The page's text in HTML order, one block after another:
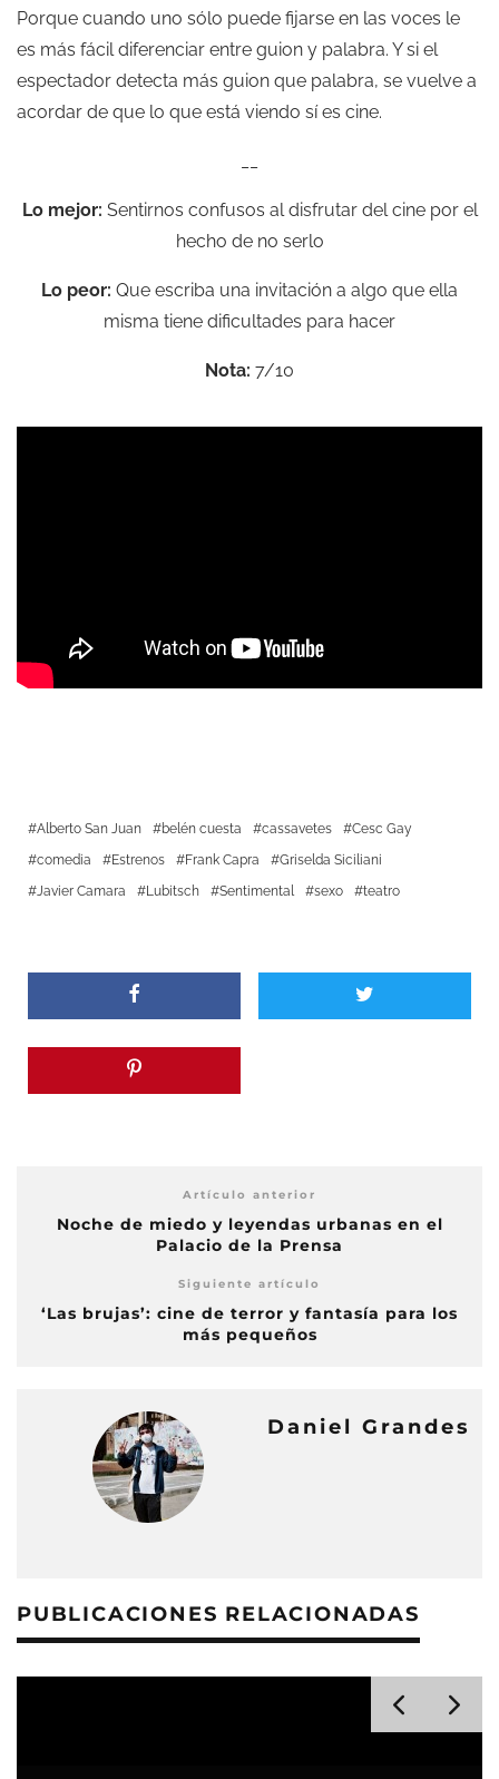
Porque cuando uno sólo puede fijarse en las voces le
es más fácil diferenciar entre guion y palabra. Y si el
espectador detecta más guion que palabra, se vuelve a
acordar de que lo que está viendo sí es cine.
Lo mejor: Sentirnos confusos al disfrutar del cine por el
hecho de no serlo
Lo peor: Que escriba una invitación a algo que ella
misma tiene dificultades para hacer
Nota: 7/10
Alberto San Juan belén cuesta cassavetes
Cesc Gay
comedia
Estrenos Frank Capra
Griselda Siciliani
Javier Camara
Lubitsch Sentimental sexo teatro
Artículo anterior
Noche de miedo y leyendas urbanas en el
Palacio de la Prensa
Siguiente artículo
‘Las brujas’: cine de terror y fantasía para los
más pequeños
Daniel Grandes
PUBLICACIONES RELACIONADAS